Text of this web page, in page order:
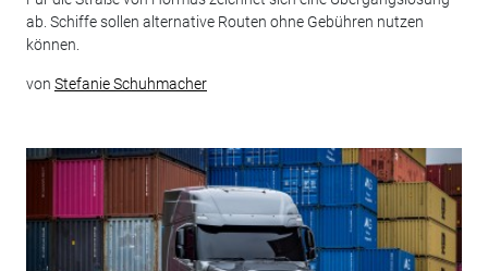
ab. Schiffe sollen alternative Routen ohne Gebühren nutzen
können.
von Stefanie Schuhmacher